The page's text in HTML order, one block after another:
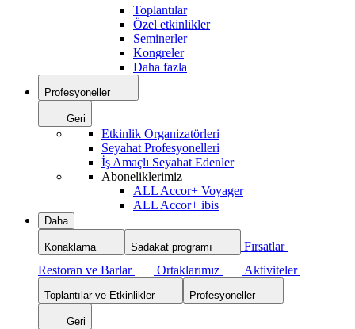
Toplantılar
Özel etkinlikler
Seminerler
Kongreler
Daha fazla
Profesyoneller
Geri
Etkinlik Organizatörleri
Seyahat Profesyonelleri
İş Amaçlı Seyahat Edenler
Aboneliklerimiz
ALL Accor+ Voyager
ALL Accor+ ibis
Daha
Konaklama Sadakat programı
Fırsatlar
Restoran ve Barlar
Ortaklarımız Aktiviteler
Toplantılar ve Etkinlikler Profesyoneller
Geri